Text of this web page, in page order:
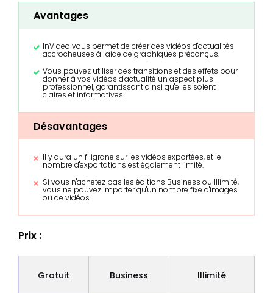
Avantages
InVideo vous permet de créer des vidéos d'actualités
accrocheuses à l'aide de graphiques préconçus.
Vous pouvez utiliser des transitions et des effets pour
donner à vos vidéos d'actualité un aspect plus
professionnel, garantissant ainsi qu'elles soient
claires et informatives.
Désavantages
Il y aura un filigrane sur les vidéos exportées, et le
nombre d'exportations est également limité.
Si vous n'achetez pas les éditions Business ou Illimité,
vous ne pouvez importer qu'un nombre fixe d'images
ou de vidéos.
Prix :
Gratuit Business Illimité